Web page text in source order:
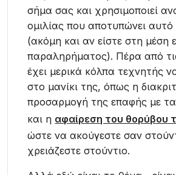
σήμα σας και χρησιμοποιεί
ομιλίας που αποτυπώνει αυτό
(ακόμη και αν είστε στη μέση
παραληρήματος). Πέρα από
έχει μερικά κόλπα τεχνητής
στο μανίκι της, όπως η
προσαρμογή της επαφής με
και η αφαίρεση του θορύβου
ώστε να ακούγεστε σαν
χρειάζεστε στούντιο.